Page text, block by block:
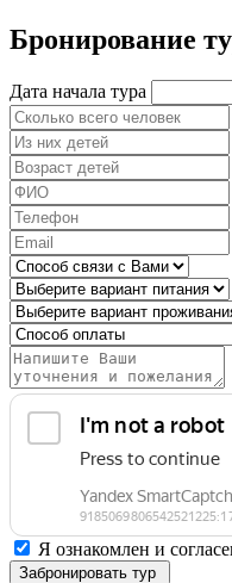
Бронирование
Дата начала тура
Я ознакомлен и
Забронировать тур